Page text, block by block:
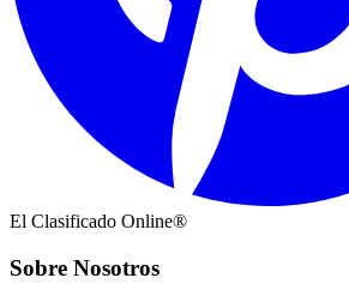
El Clasificado Online®
Sobre Nosotros